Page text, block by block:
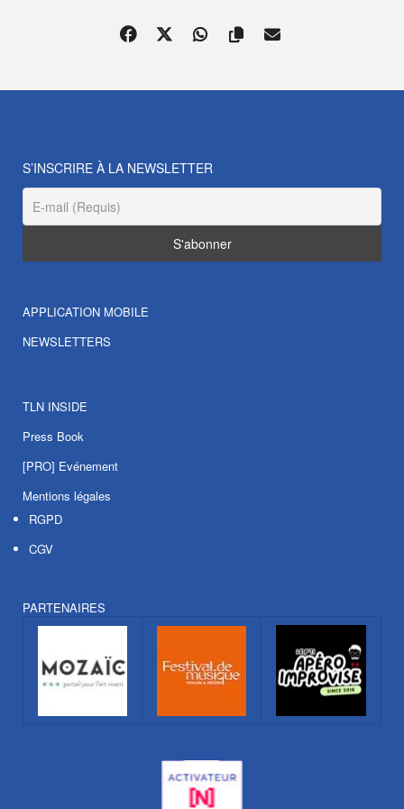
S’INSCRIRE À LA NEWSLETTER
APPLICATION MOBILE
NEWSLETTERS
TLN INSIDE
Press Book
[PRO] Evénement
Mentions légales
RGPD
CGV
PARTENAIRES